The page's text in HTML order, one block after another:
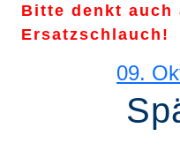
Bitte denkt auch
Ersatzschlauch!
09.